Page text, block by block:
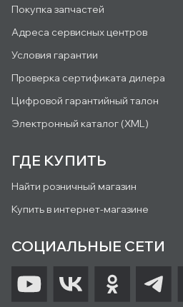
Покупка запчастей
Адреса сервисных центров
Условия гарантии
Проверка сертификата дилера
Цифровой гарантийный талон
Электронный каталог (XML)
ГДЕ КУПИТЬ
Найти розничный магазин
Купить в интернет-магазине
СОЦИАЛЬНЫЕ СЕТИ